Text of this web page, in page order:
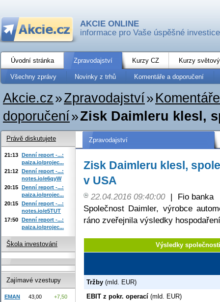
AKCIE ONLINE
informace pro Vaše úspěšné investice
Úvodní stránka Zpravodajství Kurzy CZ Kurzy
Všechny zprávy Novinky z trhů Komentáře a doporučení
Akcie.cz»Zpravodajství»
doporučení»Zisk Daimleru klesl,
Zpravodajství
Zisk Daimleru klesl,
v USA
22.04.2016 09:40:00 |
Fio banka
Společnost Daimler, výrobce
ráno zveřejnila výsledky
Výsledky
Tržby (mld. EUR)
EBIT z pokr. operací (mld. EUR)
Právě diskutujete
21:13 Denní report -...:
paiza.io/projec...
21:12 Denní report -...:
notes.io/e6qyW
20:15 Denní report -...:
paiza.io/projec...
20:15 Denní report -...:
notes.io/e5TUT
17:50 Denní report -...:
paiza.io/projec...
Škola investování
Zajímavé vzestupy
EMAN 43,00
+7,50